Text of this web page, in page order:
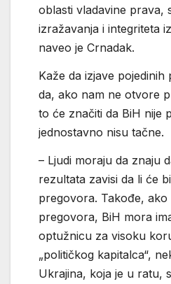
oblasti vladavine prava,
izražavanja i integriteta
naveo je Crnadak.
Kaže da izjave
da, ako nam ne otvore
to će značiti da BiH nije
jednostavno nisu tačne.
– Ljudi moraju da znaju
rezultata zavisi da li će
pregovora. Takođe,
pregovora, BiH mora
optužnicu za visoku
„političkog kapitalca“,
Ukrajina, koja je u ratu,